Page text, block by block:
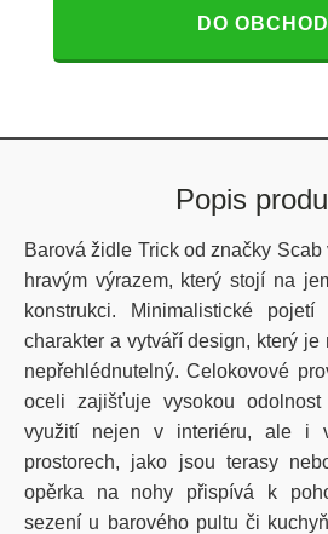
DO
Popis
Barová židle Trick od značky
hravým výrazem, který stojí na
konstrukci. Minimalistické
charakter a vytváří design, který je
nepřehlédnutelný. Celokovové
oceli zajišťuje vysokou
využití nejen v interiéru, ale i
prostorech, jako jsou terasy
opěrka na nohy přispívá k
sezení u barového pultu či